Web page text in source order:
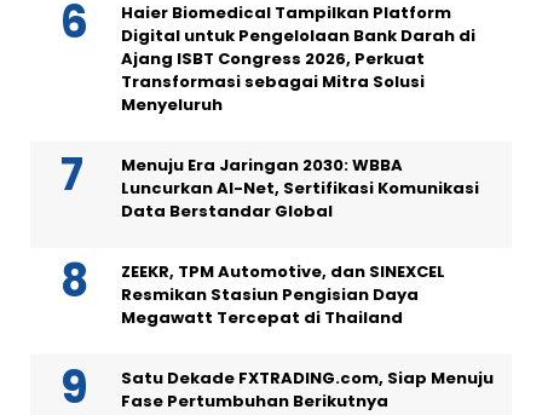
Haier Biomedical Tampilkan Platform
Digital untuk Pengelolaan Bank Darah di
Ajang ISBT Congress 2026, Perkuat
Transformasi sebagai Mitra Solusi
Menyeluruh
Menuju Era Jaringan 2030: WBBA
Luncurkan AI-Net, Sertifikasi Komunikasi
Data Berstandar Global
ZEEKR, TPM Automotive, dan SINEXCEL
Resmikan Stasiun Pengisian Daya
Megawatt Tercepat di Thailand
Satu Dekade FXTRADING.com, Siap Menuju
Fase Pertumbuhan Berikutnya